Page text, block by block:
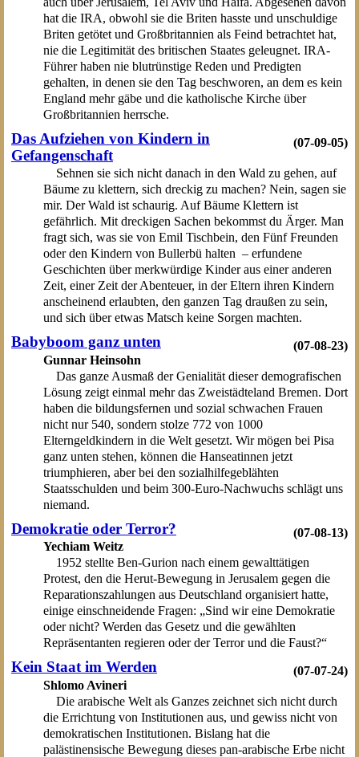
hat die IRA, obwohl sie die Briten hasste und unschuldige
Briten getötet und Großbritannien als Feind betrachtet hat,
nie die Legitimität des britischen Staates geleugnet. IRA-
Führer haben nie blutrünstige Reden und Predigten
gehalten, in denen sie den Tag beschworen, an dem es kein
England mehr gäbe und die katholische Kirche über
Großbritannien herrsche.
(07-09-05)
Das Aufziehen von Kindern in
Gefangenschaft
Sehnen sie sich nicht danach in den Wald zu gehen, auf
Bäume zu klettern, sich dreckig zu machen? Nein, sagen sie
mir. Der Wald ist schaurig. Auf Bäume Klettern ist
gefährlich. Mit dreckigen Sachen bekommst du Ärger. Man
fragt sich, was sie von Emil Tischbein, den Fünf Freunden
oder den Kindern von Bullerbü halten – erfundene
Geschichten über merkwürdige Kinder aus einer anderen
Zeit, einer Zeit der Abenteuer, in der Eltern ihren Kindern
anscheinend erlaubten, den ganzen Tag draußen zu sein,
und sich über etwas Matsch keine Sorgen machten.
(07-08-23)
Babyboom ganz unten
Gunnar Heinsohn
Das ganze Ausmaß der Genialität dieser demografischen
Lösung zeigt einmal mehr das Zweistädteland Bremen. Dort
haben die bildungsfernen und sozial schwachen Frauen
nicht nur 540, sondern stolze 772 von 1000
Elterngeldkindern in die Welt gesetzt. Wir mögen bei Pisa
ganz unten stehen, können die Hanseatinnen jetzt
triumphieren, aber bei den sozialhilfegeblähten
Staatsschulden und beim 300-Euro-Nachwuchs schlägt uns
niemand.
(07-08-13)
Demokratie oder Terror?
Yechiam Weitz
1952 stellte Ben-Gurion nach einem gewalttätigen
Protest, den die Herut-Bewegung in Jerusalem gegen die
Reparationszahlungen aus Deutschland organisiert hatte,
einige einschneidende Fragen: „Sind wir eine Demokratie
oder nicht? Werden das Gesetz und die gewählten
Repräsentanten regieren oder der Terror und die Faust?“
(07-07-24)
Kein Staat im Werden
Shlomo Avineri
Die arabische Welt als Ganzes zeichnet sich nicht durch
die Errichtung von Institutionen aus, und gewiss nicht von
demokratischen Institutionen. Bislang hat die
palästinensische Bewegung dieses pan-arabische Erbe nicht